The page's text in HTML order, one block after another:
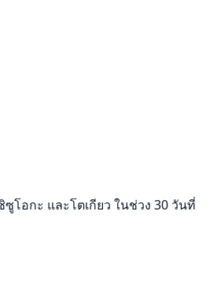
โอกะ และโตเกียว ในช่วง 30 วันที่